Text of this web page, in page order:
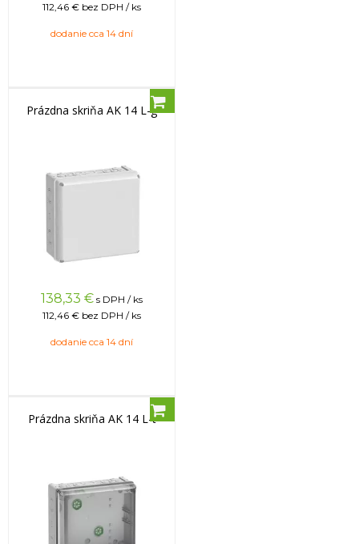
112,46 € bez DPH / ks
dodanie cca 14 dní
Prázdna skriňa AK 14 L-g
138,33 € s DPH / ks
112,46 € bez DPH / ks
dodanie cca 14 dní
Prázdna skriňa AK 14 L-t